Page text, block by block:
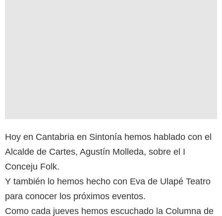
Hoy en Cantabria en Sintonía hemos hablado con el
Alcalde de Cartes, Agustín Molleda, sobre el I
Conceju Folk.
Y también lo hemos hecho con Eva de Ulapé Teatro
para conocer los próximos eventos.
Como cada jueves hemos escuchado la Columna de